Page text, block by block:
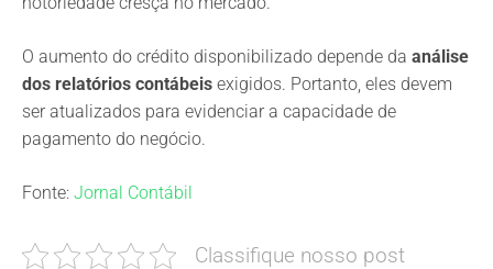
O aumento do crédito disponibilizado depende da análise
dos relatórios contábeis exigidos. Portanto, eles devem
ser atualizados para evidenciar a capacidade de
pagamento do negócio.
Fonte: Jornal Contábil
Classifique nosso post